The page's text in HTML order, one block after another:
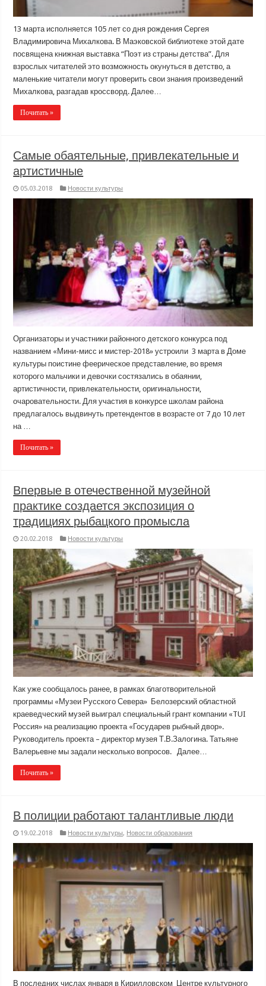
13 марта исполняется 105 лет со дня рождения Сергея
Владимировича Михалкова. В Маэковской библиотеке этой дате
посвящена книжная выставка “Поэт из страны детства”. Для
взрослых читателей это возможность окунуться в детство, а
маленькие читатели могут проверить свои знания произведений
Михалкова, разгадав кроссворд. Далее…
Почитать »
Самые обаятельные, привлекательные и
артистичные
05.03.2018 Новости культуры
Организаторы и участники районного детского конкурса под
названием «Мини-мисс и мистер-2018» устроили 3 марта в Доме
культуры поистине феерическое представление, во время
которого мальчики и девочки состязались в обаянии,
артистичности, привлекательности, оригинальности,
очаровательности. Для участия в конкурсе школам района
предлагалось выдвинуть претендентов в возрасте от 7 до 10 лет
на …
Почитать »
Впервые в отечественной музейной
практике создается экспозиция о
традициях рыбацкого промысла
20.02.2018 Новости культуры
Как уже сообщалось ранее, в рамках благотворительной
программы «Музеи Русского Севера» Белозерский областной
краеведческий музей выиграл специальный грант компании «TUI
Россия» на реализацию проекта «Государев рыбный двор».
Руководитель проекта – директор музея Т.В.Залогина. Татьяне
Валерьевне мы задали несколько вопросов. Далее…
Почитать »
В полиции работают талантливые люди
19.02.2018 Новости культуры, Новости образования
В последних числах января в Кирилловском Центре культурного